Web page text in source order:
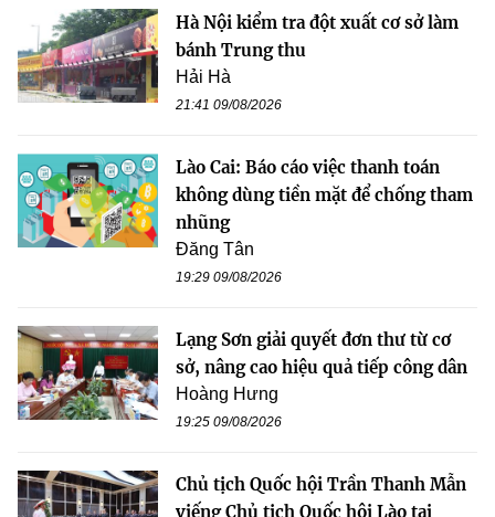
Hà Nội kiểm tra đột xuất cơ sở làm
bánh Trung thu
Hải Hà
21:41 09/08/2026
Lào Cai: Báo cáo việc thanh toán
không dùng tiền mặt để chống tham
nhũng
Đăng Tân
19:29 09/08/2026
Lạng Sơn giải quyết đơn thư từ cơ
sở, nâng cao hiệu quả tiếp công dân
Hoàng Hưng
19:25 09/08/2026
Chủ tịch Quốc hội Trần Thanh Mẫn
viếng Chủ tịch Quốc hội Lào tại